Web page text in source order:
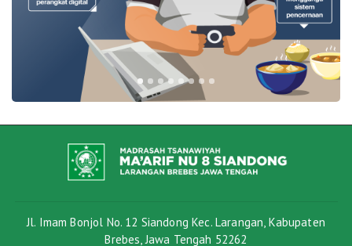
Jl. Imam Bonjol No. 12 Siandong Kec. Larangan, Kabupaten
Brebes, Jawa Tengah 52262